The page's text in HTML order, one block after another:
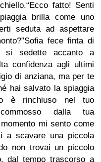
fatto! Senti
brilla come uno
seduta ad aspettare
fece finta di
si sedette accanto a
confidenza agli ultimi
di anziana, ma per te
hai salvato la spiaggia
è rinchiuso nel tuo
commosso dalla tua
mi sento come
a scavare una piccola
non trovai un piccolo
dal tempo trascorso a